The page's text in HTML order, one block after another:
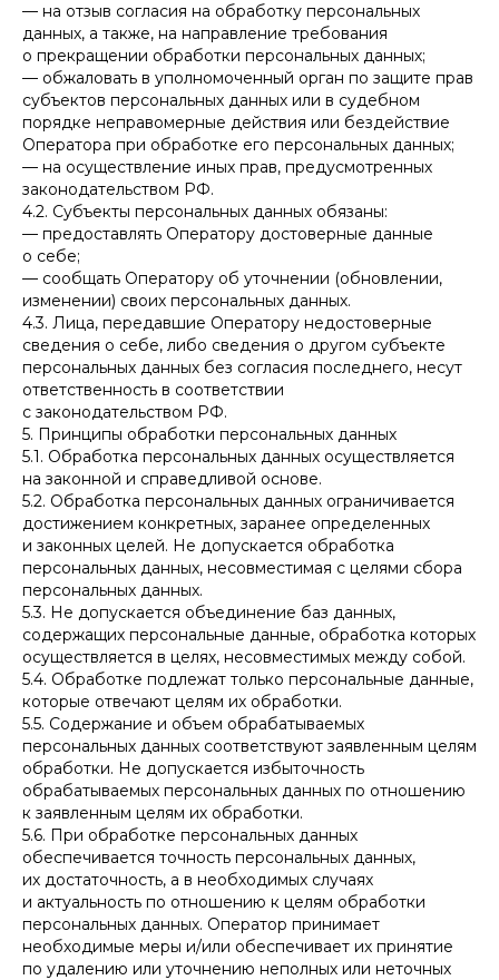
— на отзыв согласия на обработку персональных
данных, а также, на направление требования
о прекращении обработки персональных данных;
— обжаловать в уполномоченный орган по защите прав
субъектов персональных данных или в судебном
порядке неправомерные действия или бездействие
Оператора при обработке его персональных данных;
— на осуществление иных прав, предусмотренных
законодательством РФ.
4.2. Субъекты персональных данных обязаны:
— предоставлять Оператору достоверные данные
о себе;
— сообщать Оператору об уточнении (обновлении,
изменении) своих персональных данных.
4.3. Лица, передавшие Оператору недостоверные
сведения о себе, либо сведения о другом субъекте
персональных данных без согласия последнего, несут
ответственность в соответствии
с законодательством РФ.
5. Принципы обработки персональных данных
5.1. Обработка персональных данных осуществляется
на законной и справедливой основе.
5.2. Обработка персональных данных ограничивается
достижением конкретных, заранее определенных
и законных целей. Не допускается обработка
персональных данных, несовместимая с целями сбора
персональных данных.
5.3. Не допускается объединение баз данных,
содержащих персональные данные, обработка которых
осуществляется в целях, несовместимых между собой.
5.4. Обработке подлежат только персональные данные,
которые отвечают целям их обработки.
5.5. Содержание и объем обрабатываемых
персональных данных соответствуют заявленным целям
обработки. Не допускается избыточность
обрабатываемых персональных данных по отношению
к заявленным целям их обработки.
5.6. При обработке персональных данных
обеспечивается точность персональных данных,
их достаточность, а в необходимых случаях
и актуальность по отношению к целям обработки
персональных данных. Оператор принимает
необходимые меры и/или обеспечивает их принятие
по удалению или уточнению неполных или неточных